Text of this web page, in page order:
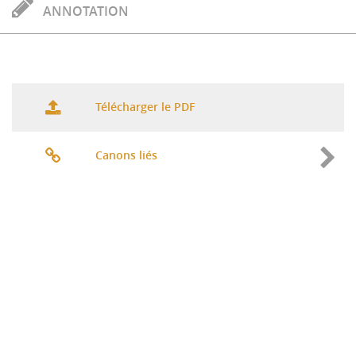
ANNOTATION
Télécharger le PDF
Canons liés